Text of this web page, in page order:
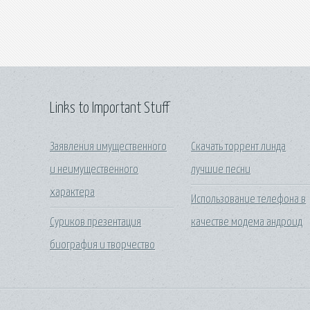
Links to Important Stuff
Заявления имущественного
и неимущественного
характера
Суриков презентация
биография и творчество
Скачать торрент линда
лучшие песни
Использование телефона в
качестве модема андроид